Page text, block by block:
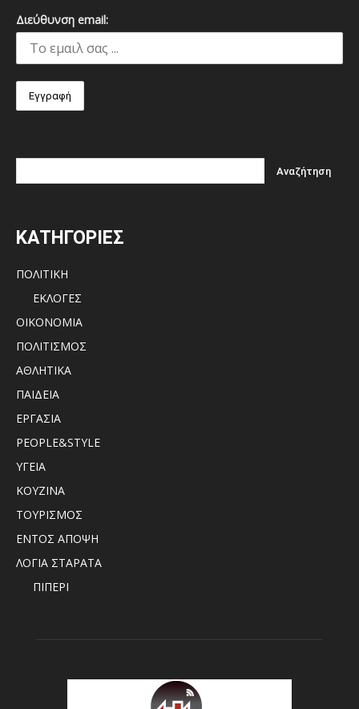
Διεύθυνση email:
ΚΑΤΗΓΟΡΙΕΣ
ΠΟΛΙΤΙΚΗ
ΕΚΛΟΓΕΣ
ΟΙΚΟΝΟΜΙΑ
ΠΟΛΙΤΙΣΜΟΣ
ΑΘΛΗΤΙΚΑ
ΠΑΙΔΕΙΑ
ΕΡΓΑΣΙΑ
PEOPLE&STYLE
ΥΓΕΙΑ
ΚΟΥΖΙΝΑ
ΤΟΥΡΙΣΜΟΣ
ΕΝΤΟΣ ΑΠΟΨΗ
ΛΟΓΙΑ ΣΤΑΡΑΤΑ
ΠΙΠΕΡΙ